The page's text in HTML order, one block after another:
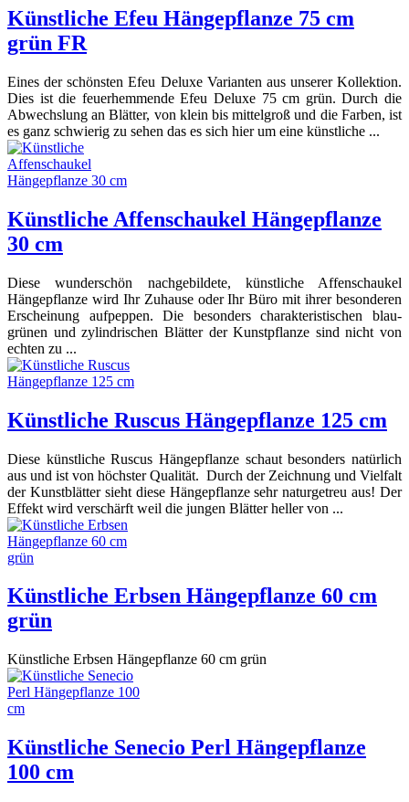
Künstliche Efeu Hängepflanze 75 cm
grün FR
Eines der schönsten Efeu Deluxe Varianten aus unserer Kollektion.
Dies ist die feuerhemmende Efeu Deluxe 75 cm grün. Durch die
Abwechslung an Blätter, von klein bis mittelgroß und die Farben, ist
es ganz schwierig zu sehen das es sich hier um eine künstliche ...
Künstliche Affenschaukel Hängepflanze
30 cm
Diese wunderschön nachgebildete, künstliche Affenschaukel
Hängepflanze wird Ihr Zuhause oder Ihr Büro mit ihrer besonderen
Erscheinung aufpeppen. Die besonders charakteristischen blau-
grünen und zylindrischen Blätter der Kunstpflanze sind nicht von
echten zu ...
Künstliche Ruscus Hängepflanze 125 cm
Diese künstliche Ruscus Hängepflanze schaut besonders natürlich
aus und ist von höchster Qualität. Durch der Zeichnung und Vielfalt
der Kunstblätter sieht diese Hängepflanze sehr naturgetreu aus! Der
Effekt wird verschärft weil die jungen Blätter heller von ...
Künstliche Erbsen Hängepflanze 60 cm
grün
Künstliche Erbsen Hängepflanze 60 cm grün
Künstliche Senecio Perl Hängepflanze
100 cm